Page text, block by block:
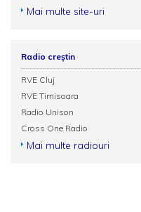
Mai multe site-uri
Radio creștin
RVE Cluj
RVE Timisoara
Radio Unison
Cross One Radio
Mai multe radiouri